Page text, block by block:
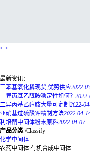
< >
最新资讯：
三苯基氧化膦现货,优势供应
二异丙基乙醇胺稳定性如何？2022-
二异丙基乙醇胺大量可定制 2022-
亚硝基过硫酸钾精制方法2022-04-
利培酮中间体粉末原料2022-04-07
产品分类/Classify
化学中间体
农药中间体
医药中间体